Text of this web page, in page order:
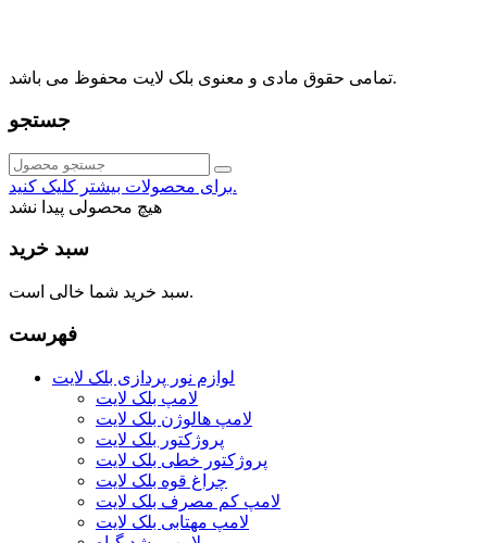
تمامی حقوق مادی و معنوی بلک لایت محفوظ می باشد.
جستجو
برای محصولات بیشتر کلیک کنید.
هیچ محصولی پیدا نشد
سبد خرید
سبد خرید شما خالی است.
فهرست
لوازم نور پردازی بلک لایت
لامپ بلک لایت
لامپ هالوژن بلک لایت
پروژکتور بلک لایت
پروژکتور خطی بلک لایت
چراغ قوه بلک لایت
لامپ کم مصرف بلک لایت
لامپ مهتابی بلک لایت